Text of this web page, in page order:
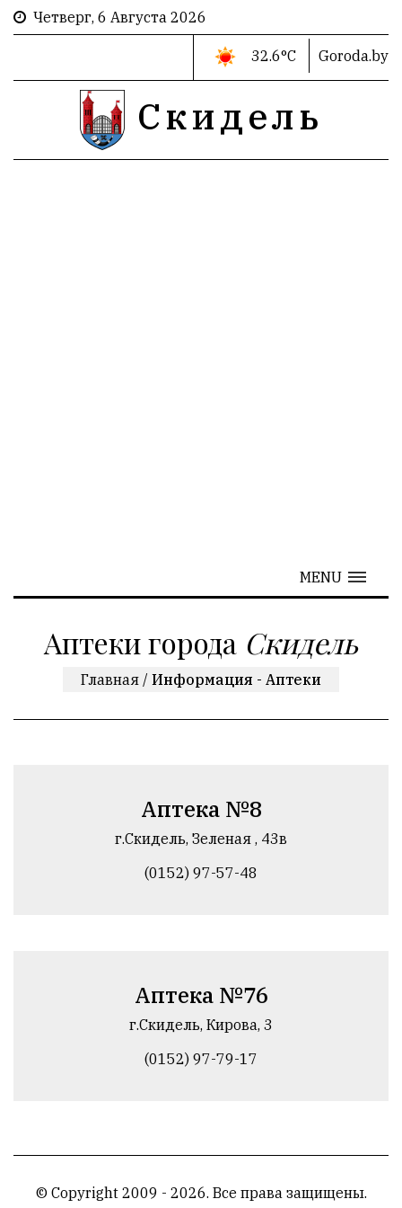
Четверг, 6 Августа 2026
32.6°C Goroda.by
Скидель
MENU
Аптеки города Скидель
Главная / Информация - Аптеки
Аптека №8
г.Скидель, Зеленая , 43в
(0152) 97-57-48
Аптека №76
г.Скидель, Кирова, 3
(0152) 97-79-17
© Copyright 2009 - 2026. Все права защищены.